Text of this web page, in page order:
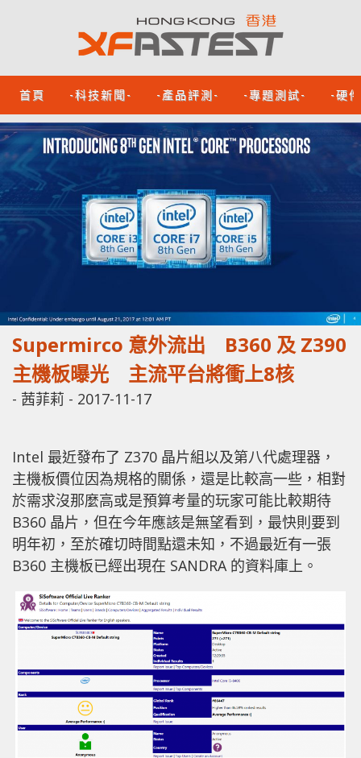
首頁 -科技新聞- -產品評測- -專題測試- -硬
Supermirco 意外流出 B360 及 Z390
主機板曝光 主流平台將衝上8核
- 茜菲莉 - 2017-11-17
Intel 最近發布了 Z370 晶片組以及第八代處理器，
主機板價位因為規格的關係，還是比較高一些，相對
於需求沒那麼高或是預算考量的玩家可能比較期待
B360 晶片，但在今年應該是無望看到，最快則要到
明年初，至於確切時間點還未知，不過最近有一張
B360 主機板已經出現在 SANDRA 的資料庫上。